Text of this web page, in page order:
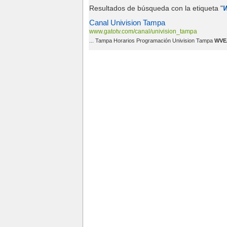
Resultados de búsqueda con la etiqueta "
Canal Univision Tampa
www.gatotv.com/canal/univision_tampa
... Tampa Horarios Programación Univision Tampa